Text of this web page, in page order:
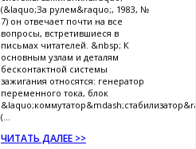
(&laquo;За рулем&raquo;, 1983, №
7) он отвечает почти на все
вопросы, встретившиеся в
письмах читателей. &nbsp; К
основным узлам и деталям
бесконтактной системы
зажигания относятся: генератор
переменного тока, блок
(...
ЧИТАТЬ ДАЛЕЕ >>